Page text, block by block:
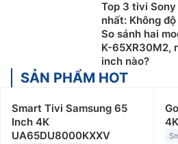
Top 3 tivi
nhất: Không
So sánh hai
K-65XR30M2,
inch nào?
SẢN PHẨM HOT
Smart Tivi Samsung 65
Inch 4K
UA65DU8000KXXV